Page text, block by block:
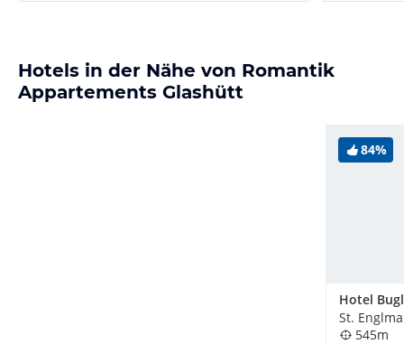
Hotels in der Nähe von Romantik
Appartements Glashütt
84%
Hotel
St.
545m